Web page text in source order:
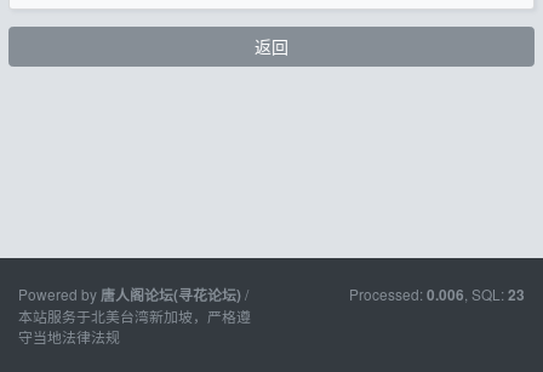
返回
Powered by 唐人阁论坛(寻花论坛)/
本站服务于北美台湾新加坡，严格遵
守当地法律法规
Processed: 0.006 , SQL: 23